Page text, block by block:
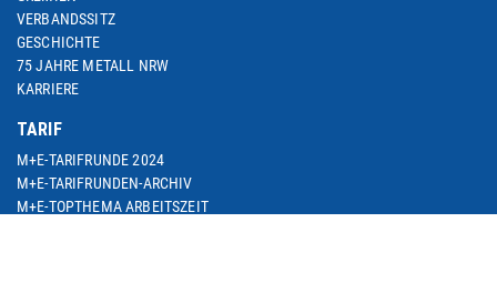
VERBANDSSITZ
GESCHICHTE
75 JAHRE METALL NRW
KARRIERE
TARIF
M+E-TARIFRUNDE 2024
M+E-TARIFRUNDEN-ARCHIV
M+E-TOPTHEMA ARBEITSZEIT